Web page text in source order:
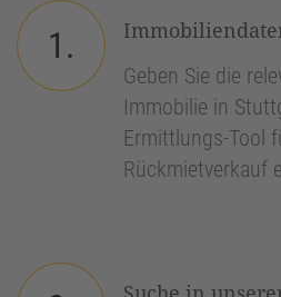
1.
Geben Sie die
Immobilie in
Ermittlungs-Tool
Rückmietverkauf